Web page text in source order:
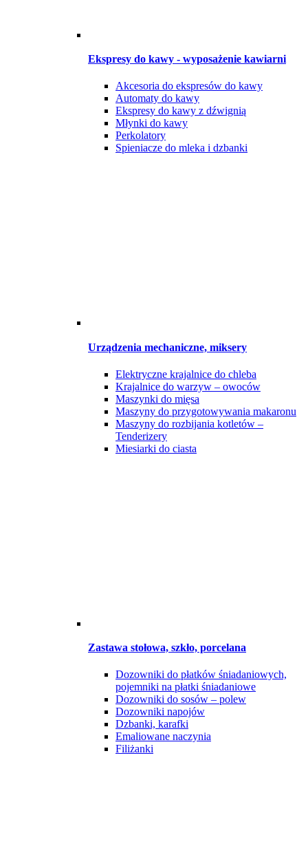
Ekspresy do kawy - wyposażenie kawiarni
Akcesoria do ekspresów do kawy
Automaty do kawy
Ekspresy do kawy z dźwignią
Młynki do kawy
Perkolatory
Spieniacze do mleka i dzbanki
Urządzenia mechaniczne, miksery
Elektryczne krajalnice do chleba
Krajalnice do warzyw – owoców
Maszynki do mięsa
Maszyny do przygotowywania makaronu
Maszyny do rozbijania kotletów –
Tenderizery
Miesiarki do ciasta
Zastawa stołowa, szkło, porcelana
Dozowniki do płatków śniadaniowych,
pojemniki na płatki śniadaniowe
Dozowniki do sosów – polew
Dozowniki napojów
Dzbanki, karafki
Emaliowane naczynia
Filiżanki